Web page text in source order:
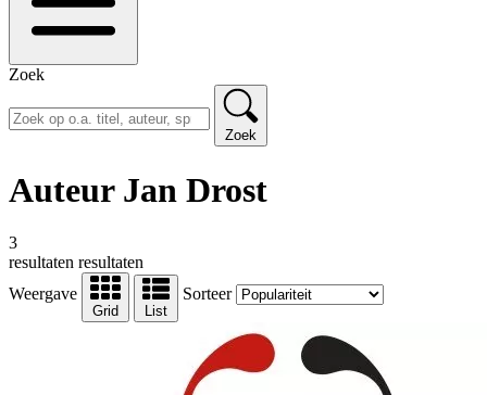
Zoek
Zoek
Auteur Jan Drost
3
resultaten resultaten
Weergave
Grid List
Sorteer